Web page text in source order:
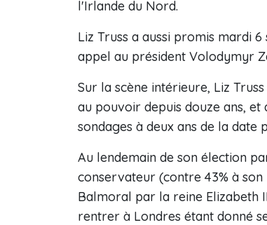
l'Irlande du Nord.
Liz Truss a aussi promis mardi
appel au président Volodymyr
Sur la scène intérieure, Liz
au pouvoir depuis douze ans,
sondages à deux ans de la date
Au lendemain de son élection
conservateur (contre 43% à son
Balmoral par la reine Elizabeth
rentrer à Londres étant donné